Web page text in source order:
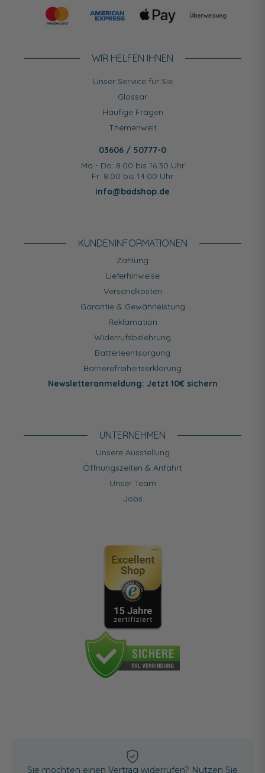
WIR HELFEN IHNEN
Unser Service für Sie
Glossar
Häufige Fragen
Themenwelt
03606 / 50777-0
Mo - Do: 8.00 bis 16.30 Uhr
Fr: 8.00 bis 14.00 Uhr
info@badshop.de
KUNDEN­INFORMATIONEN
Zahlung
Lieferhinweise
Versandkosten
Garantie & Gewährleistung
Reklamation
Widerrufsbelehrung
Batterieentsorgung
Barrierefreiheitserklärung
Newsletteranmeldung: Jetzt 10€ sichern
UNTERNEHMEN
Unsere Ausstellung
Öffnungszeiten & Anfahrt
Unser Team
Jobs
Sie möchten einen Vertrag widerrufen? Nutzen Sie